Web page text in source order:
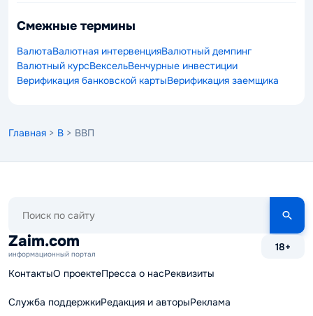
Смежные термины
ВалютаВалютная интервенцияВалютный демпинг
Валютный курсВексельВенчурные инвестиции
Верификация банковской картыВерификация заемщика
Главная > В > ВВП
сайту
Zaim.com
информационный портал
18+
КонтактыО проектеПресса о насРеквизиты
Служба поддержкиРедакция и авторыРеклама